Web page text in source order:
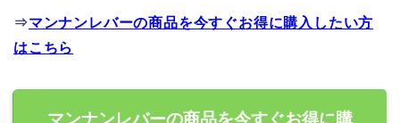
⇒マンナンレバーの商品を今すぐお得に購入したい方
はこちら
マンナンレバーの商品を今すぐお得に購